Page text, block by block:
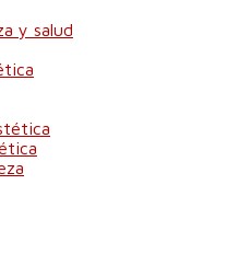
y salud